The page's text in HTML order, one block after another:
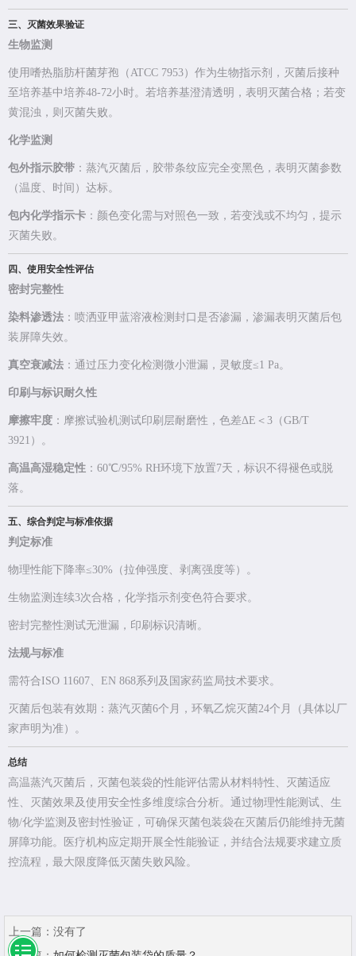
三、灭菌效果验证
生物监测
使用嗜热脂肪杆菌芽孢（ATCC 7953）作为生物指示剂，灭菌后接种
至培养基中培养48-72小时。若培养基澄清透明，表明灭菌合格；若变
黄混浊，则灭菌失败。
化学监测
包外指示胶带 ：蒸汽灭菌后，胶带条纹应完全变黑色，表明灭菌参数
（温度、时间）达标。
包内化学指示卡 ：颜色变化需与对照色一致，若变浅或不均匀，提示
灭菌失败。
四、使用安全性评估
密封完整性
染料渗透法 ：喷洒亚甲蓝溶液检测封口是否渗漏，渗漏表明灭菌后包
装屏障失效。
真空衰减法 ：通过压力变化检测微小泄漏，灵敏度≤1 Pa。
印刷与标识耐久性
摩擦牢度 ：摩擦试验机测试印刷层耐磨性，色差ΔE＜3（GB/T
3921）。
高温高湿稳定性 ：60℃/95% RH环境下放置7天，标识不得褪色或脱
落。
五、综合判定与标准依据
判定标准
物理性能下降率≤30%（拉伸强度、剥离强度等）。
生物监测连续3次合格，化学指示剂变色符合要求。
密封完整性测试无泄漏，印刷标识清晰。
法规与标准
需符合ISO 11607、EN 868系列及国家药监局技术要求。
灭菌后包装有效期：蒸汽灭菌6个月，环氧乙烷灭菌24个月（具体以厂
家声明为准）。
总结
高温蒸汽灭菌后，灭菌包装袋的性能评估需从材料特性、灭菌适应
性、灭菌效果及使用安全性多维度综合分析。通过物理性能测试、生
物/化学监测及密封性验证，可确保灭菌包装袋在灭菌后仍能维持无菌
屏障功能。医疗机构应定期开展全性能验证，并结合法规要求建立质
控流程，最大限度降低灭菌失败风险。
上一篇： 没有了